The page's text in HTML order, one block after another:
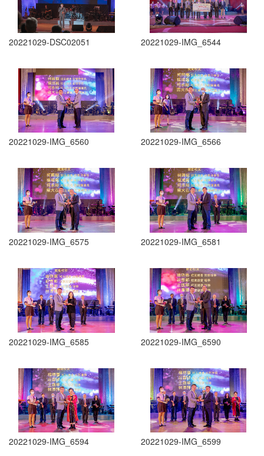
20221029-DSC02051 20221029-IMG_6544
20221029-IMG_6560 20221029-IMG_6566
20221029-IMG_6575 20221029-IMG_6581
20221029-IMG_6585 20221029-IMG_6590
20221029-IMG_6594 20221029-IMG_6599